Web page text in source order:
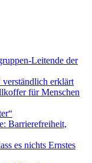
Leitende der
erklärt
für Menschen
Barrierefreiheit,
es nichts Ernstes